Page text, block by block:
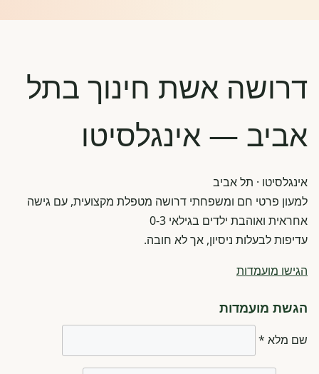
דרושה אשת חינוך בתל
אביב — אינגלסיטו
אינגלסיטו · תל אביב
למעון פרטי חם ומשפחתי דרושה מטפלת מקצועית, עם גישה
אחראית ואוהבת ילדים בגילאי 0-3
עדיפות לבעלות ניסיון, אך לא חובה.
הגישו מועמדות
הגשת מועמדות
שם מלא *